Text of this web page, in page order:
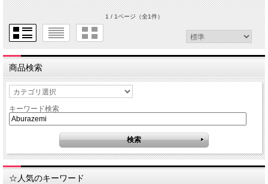
1 / 1ページ（全1件）
商品検索
キーワード検索
☆人気のキーワード